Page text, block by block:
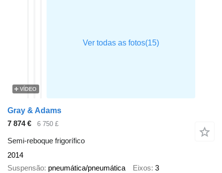
VÍDEO
Gray & Adams
7 874 €
6 750 £
Semi-reboque frigorífico
2014
Suspensão pneumática/pneumática Eixos 3